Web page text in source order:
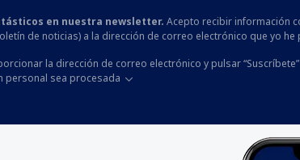
en nuestra newsletter. Acepto recibir información
de noticias) a la dirección de correo electrónico que yo
la dirección de correo electrónico y pulsar
personal sea procesada